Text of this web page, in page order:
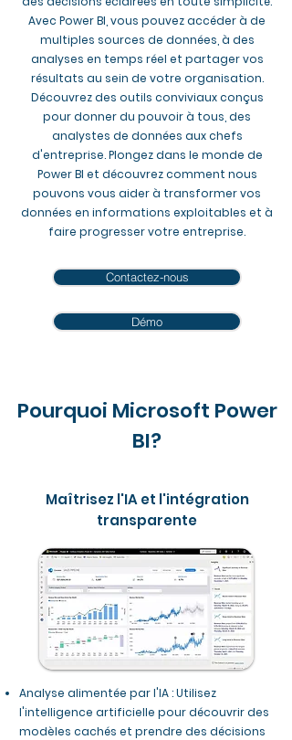
Avec Power BI, vous pouvez accéder à de
multiples sources de données, à des
analyses en temps réel et partager vos
résultats au sein de votre organisation.
Découvrez des outils conviviaux conçus
pour donner du pouvoir à tous, des
analystes de données aux chefs
d'entreprise. Plongez dans le monde de
Power BI et découvrez comment nous
pouvons vous aider à transformer vos
données en informations exploitables et à
faire progresser votre entreprise.
Contactez-nous
Démo
Pourquoi Microsoft Power
BI?
Maîtrisez l'IA et l'intégration
transparente
Analyse alimentée par l'IA : Utilisez
l'intelligence artificielle pour découvrir des
modèles cachés et prendre des décisions